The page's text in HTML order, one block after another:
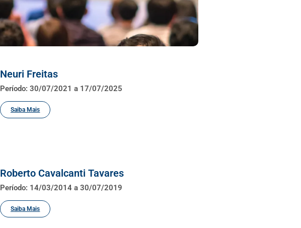
Neuri Freitas
Período: 30/07/2021 a 17/07/2025
Saiba Mais
Roberto Cavalcanti Tavares
Período: 14/03/2014 a 30/07/2019
Saiba Mais